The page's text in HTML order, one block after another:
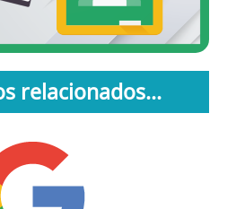
relacionados...